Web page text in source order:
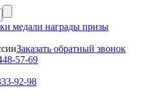
медали награды призы
Заказать обратный звонок
57-69
92-98